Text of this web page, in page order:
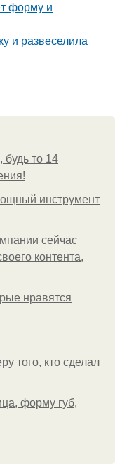
форму и
и развеселила
то 14
инструмент
сейчас
контента,
нравятся
того, кто сделал
форму губ,